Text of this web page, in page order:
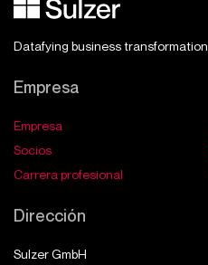
Datafying business transformation
Empresa
Empresa
Socios
Carrera profesional
Dirección
Sulzer GmbH